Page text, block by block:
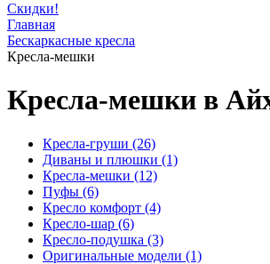
Скидки!
Главная
Бескаркасные кресла
Кресла-мешки
Кресла-мешки в
Кресла-груши (26)
Диваны и плюшки (1)
Кресла-мешки (12)
Пуфы (6)
Кресло комфорт (4)
Кресло-шар (6)
Кресло-подушка (3)
Оригинальные модели (1)